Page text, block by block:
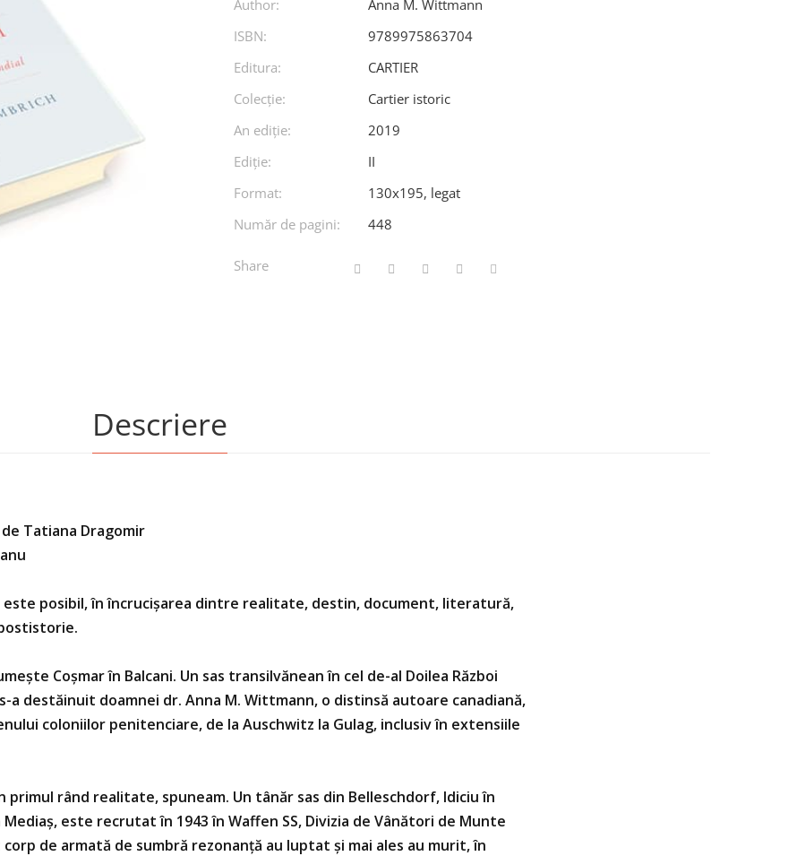
Author:
Anna M. Wittmann
ISBN:
9789975863704
Editura:
CARTIER
Colecție:
Cartier istoric
An ediţie:
2019
Ediţie:
II
Format:
130x195, legat
Număr de pagini:
448
Share
Descriere
Tatiana Dragomir
este posibil, în încrucişarea dintre realitate, destin, document, literatură,
Coşmar în Balcani. Un sas transilvănean în cel de-al Doilea Război
a destăinuit doamnei dr. Anna M. Wittmann, o distinsă autoare canadiană,
coloniilor penitenciare, de la Auschwitz la Gulag, inclusiv în extensiile
primul rând realitate, spuneam. Un tânăr sas din Belleschdorf, Idiciu în
Mediaş, este recrutat în 1943 în Waffen SS, Divizia de Vânători de Munte
corp de armată de sumbră rezonanţă au luptat şi mai ales au murit, în